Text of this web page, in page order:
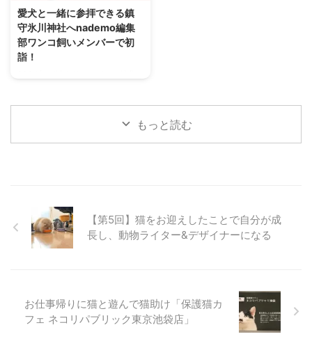
ットにまつわるフードやグッズの
展示会・インターペットは、国内
最大のペットイベントです。「人
とペットの豊かな暮らし」をテー
マに毎年、開催されています。
いました。 13回目 ...
寺を目指しつつ、犬猫用品店であ
...
愛犬と一緒に参拝できる鎮
守氷川神社へnademo編集
部ワンコ飼いメンバーで初
詣！
すが、みんなで行くのは初めての
試みです。 今回、初詣の場所と
ポートします！ 愛犬と一緒に参
拝できる鎮守氷川神社って？
「氷川神社」という名前は、お聞
ほどあり、鎮守氷川神社 ...
もっと読む
【第5回】猫をお迎えしたことで自分が成
長し、動物ライター&デザイナーになる
お仕事帰りに猫と遊んで猫助け「保護猫カ
フェ ネコリパブリック東京池袋店」